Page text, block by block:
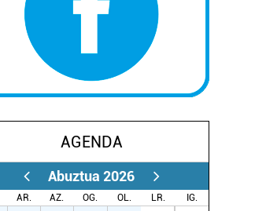
AGENDA
Abuztua 2026
AR. AZ. OG. OL. LR.
IG.